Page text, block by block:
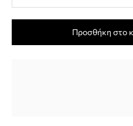
Προσθήκη στο